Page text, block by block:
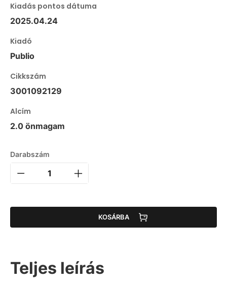
Kiadás pontos dátuma
2025.04.24
Kiadó
Publio
Cikkszám
3001092129
Alcím
2.0 önmagam
Darabszám
KOSÁRBA
Teljes leírás